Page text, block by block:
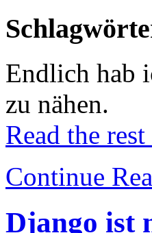
Endlich hab
zu nähen.
Read the
Continue
Django ist